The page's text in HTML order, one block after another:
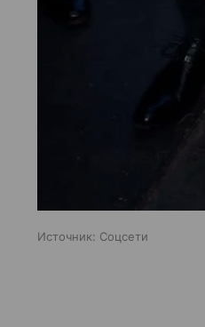
Источник: Соцсети